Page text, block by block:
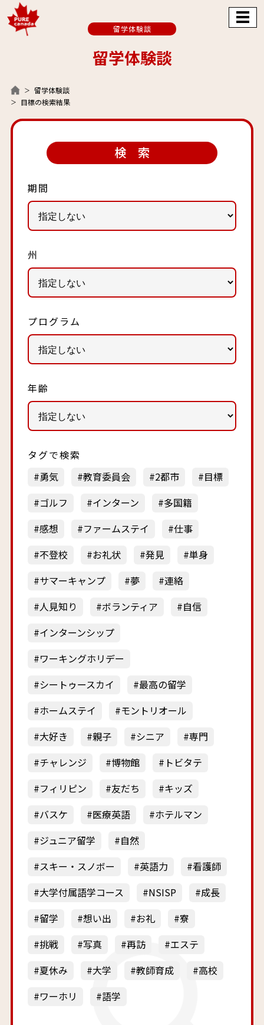
留学体験談
留学体験談
目標の検索結果
留学体験談
検 索
期間
州
プログラム
年齢
タグで検索
勇気
教育委員会 2都市
目標
ゴルフ
インターン
多国籍
感想
ファームステイ
仕事
不登校
お礼状 発見
単身
サマーキャンプ
夢
連絡
人見知り
ボランティア
自信
インターンシップ
ワーキングホリデー
シートゥースカイ
最高の留学
ホームステイ
モントリオール
大好き
親子 シニア
専門
チャレンジ
博物館
トビタテ
フィリピン
友だち
キッズ
バスケ
医療英語
ホテルマン
ジュニア留学
自然
スキー・スノボー
英語力
看護師
大学付属語学コース
NSISP
成長
留学
想い出 お礼
寮
挑戦
写真 再訪
エステ
夏休み
大学 教師育成
高校
ワーホリ
語学